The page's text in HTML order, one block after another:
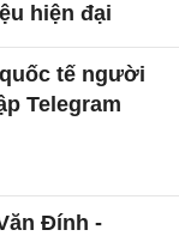
hiện đại
tế người
Telegram
Đính -